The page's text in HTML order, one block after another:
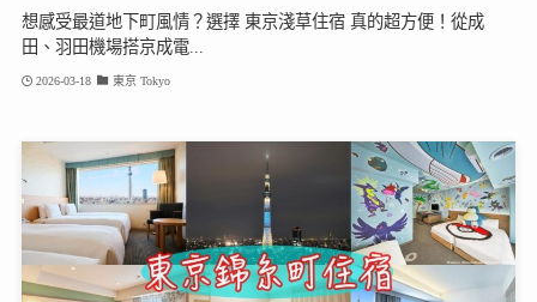
想感受最道地下町風情？選擇 東京淺草住宿 真的超方便！從成
田、羽田機場搭京成電...
2026-03-18 東京 Tokyo